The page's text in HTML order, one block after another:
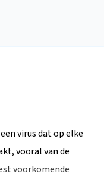
virus dat op elke
vooral van de
voorkomende